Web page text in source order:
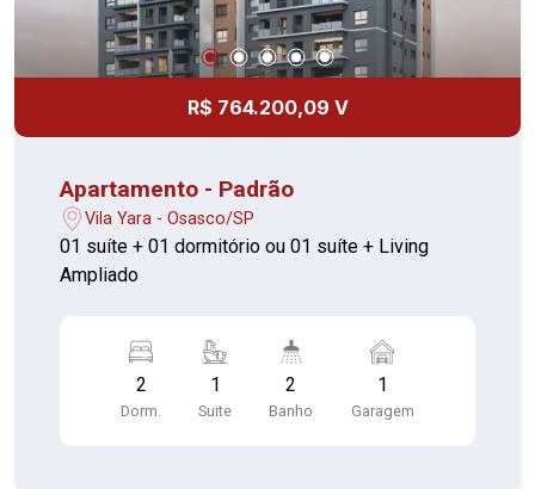
R$ 764.200,09 V
Apartamento - Padrão
Vila Yara - Osasco/SP
01 suíte + 01 dormitório ou 01 suíte + Living
Ampliado
2
Dorm.
1
Suite
2
Banho
1
Garagem